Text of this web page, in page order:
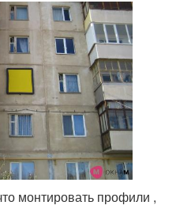
монтировать профили ,